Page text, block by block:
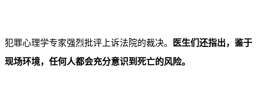
犯罪心理学专家强烈批评上诉法院的裁决。
医生们还指出，鉴于
现场环境，任何人都会充分意识到死亡的风险。